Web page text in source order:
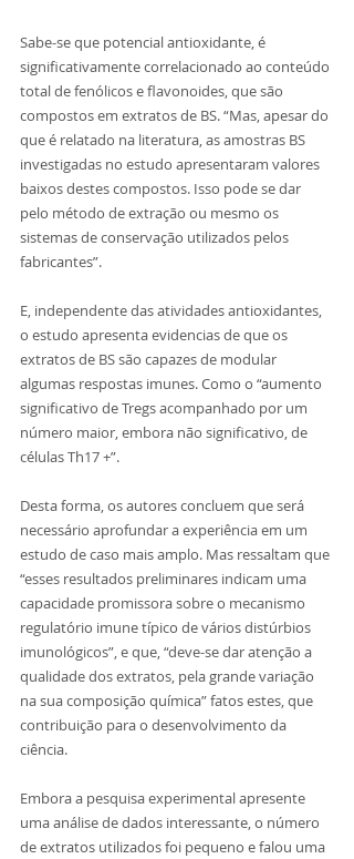
Sabe-se que potencial antioxidante, é
significativamente correlacionado ao conteúdo
total de fenólicos e flavonoides, que são
compostos em extratos de BS. “Mas, apesar do
que é relatado na literatura, as amostras BS
investigadas no estudo apresentaram valores
baixos destes compostos. Isso pode se dar
pelo método de extração ou mesmo os
sistemas de conservação utilizados pelos
fabricantes”.
E, independente das atividades antioxidantes,
o estudo apresenta evidencias de que os
extratos de BS são capazes de modular
algumas respostas imunes. Como o “aumento
significativo de Tregs acompanhado por um
número maior, embora não significativo, de
células Th17 +”.
Desta forma, os autores concluem que será
necessário aprofundar a experiência em um
estudo de caso mais amplo. Mas ressaltam que
“esses resultados preliminares indicam uma
capacidade promissora sobre o mecanismo
regulatório imune típico de vários distúrbios
imunológicos”, e que, “deve-se dar atenção a
qualidade dos extratos, pela grande variação
na sua composição química” fatos estes, que
contribuição para o desenvolvimento da
ciência.
Embora a pesquisa experimental apresente
uma análise de dados interessante, o número
de extratos utilizados foi pequeno e falou uma